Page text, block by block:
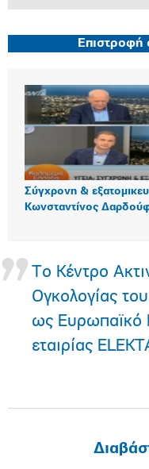
Επιστροφή
Σύγχρονη &
Κωνσταντίνος
Το Κέντρο
Ογκολογίας
ως Ευρωπαϊκό
εταιρίας